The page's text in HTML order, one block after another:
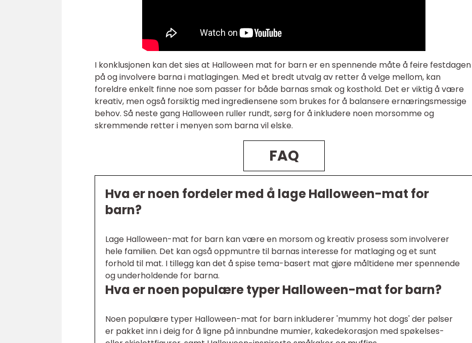
I konklusjonen kan det sies at Halloween mat for barn er en spennende måte å feire festdagen
på og involvere barna i matlagingen. Med et bredt utvalg av retter å velge mellom, kan
foreldre enkelt finne noe som passer for både barnas smak og kosthold. Det er viktig å være
kreativ, men også forsiktig med ingrediensene som brukes for å balansere ernæringsmessige
behov. Så neste gang Halloween ruller rundt, sørg for å inkludere noen morsomme og
skremmende retter i menyen som barna vil elske.
FAQ
Hva er noen fordeler med å lage Halloween-mat for
barn?
Lage Halloween-mat for barn kan være en morsom og kreativ prosess som involverer
hele familien. Det kan også oppmuntre til barnas interesse for matlaging og et sunt
forhold til mat. I tillegg kan det å spise tema-basert mat gjøre måltidene mer spennende
og underholdende for barna.
Hva er noen populære typer Halloween-mat for barn?
Noen populære typer Halloween-mat for barn inkluderer 'mummy hot dogs' der pølser
er pakket inn i deig for å ligne på innbundne mumier, kakedekorasjon med spøkelses-